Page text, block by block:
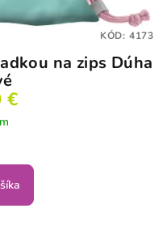
na zips Dúha
€
KÓD: 4173